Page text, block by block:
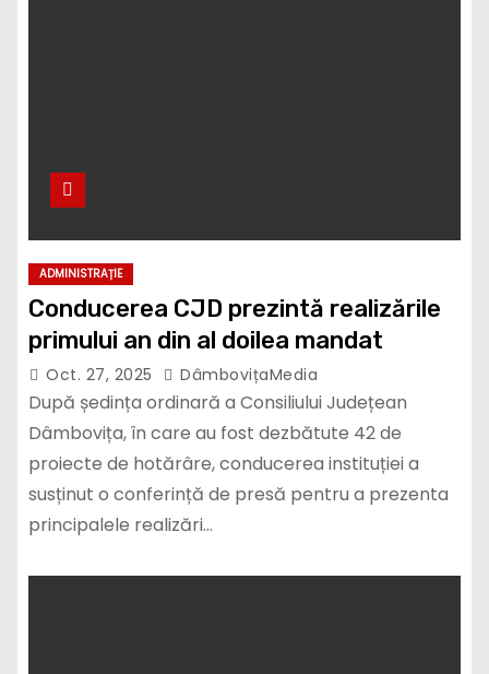
ADMINISTRAȚIE
Conducerea CJD prezintă realizările
primului an din al doilea mandat
Oct. 27, 2025 DâmbovițaMedia
După ședința ordinară a Consiliului Județean
Dâmbovița, în care au fost dezbătute 42 de
proiecte de hotărâre, conducerea instituției a
susținut o conferință de presă pentru a prezenta
principalele realizări…